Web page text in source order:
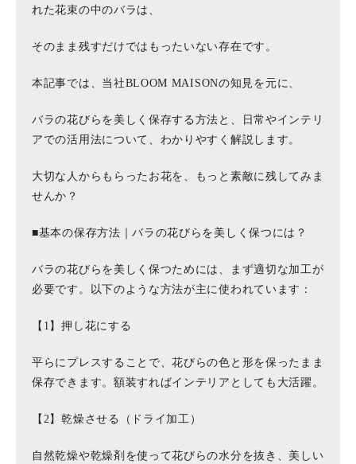
れた花束の中のバラは、
そのまま残すだけではもったいない存在です。
本記事では、当社BLOOM MAISONの知見を元に、
バラの花びらを美しく保存する方法と、日常やインテリ
アでの活用法について、わかりやすく解説します。
大切な人からもらったお花を、もっと素敵に残してみま
せんか？
■基本の保存方法｜バラの花びらを美しく保つには？
バラの花びらを美しく保つためには、まず適切な加工が
必要です。以下のような方法が主に使われています：
【1】押し花にする
平らにプレスすることで、花びらの色と形を保ったまま
保存できます。額装すればインテリアとしても大活躍。
【2】乾燥させる（ドライ加工）
自然乾燥や乾燥剤を使って花びらの水分を抜き、美しい